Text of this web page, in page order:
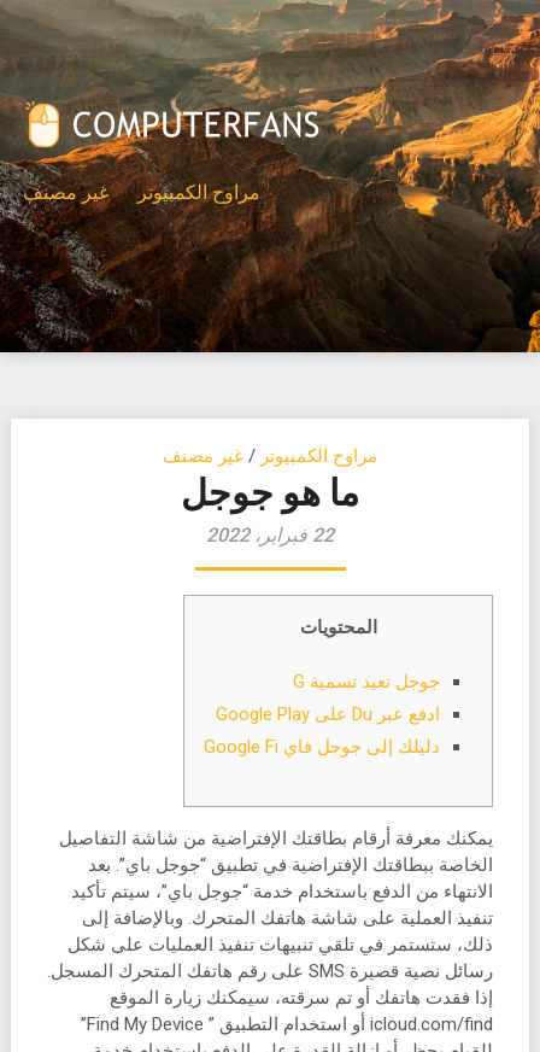
Skip
to
content
مراوح الكمبيوتر غير مصنف
مراوح الكمبيوتر / غير مصنف
ما هو جوجل
22 فبراير، 2022
المحتويات
جوجل تعيد تسمية G
ادفع عبر Du على Google Play
دليلك إلى جوجل فاي Google Fi
يمكنك معرفة أرقام بطاقتك الإفتراضية من شاشة التفاصيل
الخاصة ببطاقتك الإفتراضية في تطبيق “جوجل باي”. بعد
الانتهاء من الدفع باستخدام خدمة “جوجل باي”، سيتم تأكيد
تنفيذ العملية على شاشة هاتفك المتحرك. وبالإضافة إلى
ذلك، ستستمر في تلقي تنبيهات تنفيذ العمليات على شكل
رسائل نصية قصيرة SMS على رقم هاتفك المتحرك المسجل.
إذا فقدت هاتفك أو تم سرقته، سيمكنك زيارة الموقع
icloud.com/find أو استخدام التطبيق ” Find My Device”